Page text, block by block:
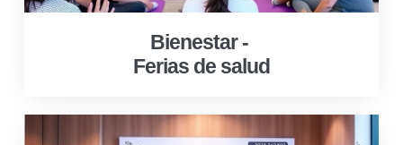
Bienestar -
Ferias de salud